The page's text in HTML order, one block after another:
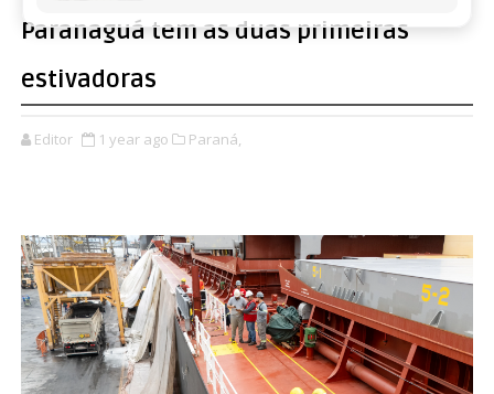
Paranaguá tem as duas primeiras
estivadoras
Editor 1 year ago Paraná,